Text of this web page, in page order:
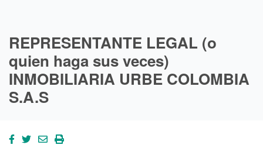
REPRESENTANTE LEGAL (o
quien haga sus veces)
INMOBILIARIA URBE COLOMBIA
S.A.S